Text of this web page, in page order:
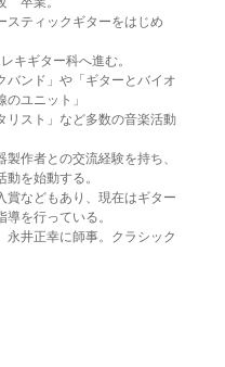
スティックギターをはじめ
キギター科へ進む。
バンド」や「ギターとバイオ
ユニット」
リスト」など多数の音楽活動
作者との交流経験を持ち、
を始動する。
賞などもあり、現在はギター
を行っている。
永井正幸に師事。クラシック